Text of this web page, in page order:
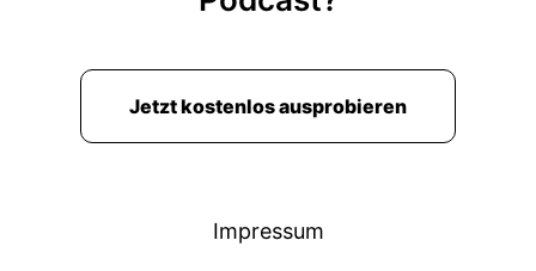
Jetzt kostenlos ausprobieren
Impressum